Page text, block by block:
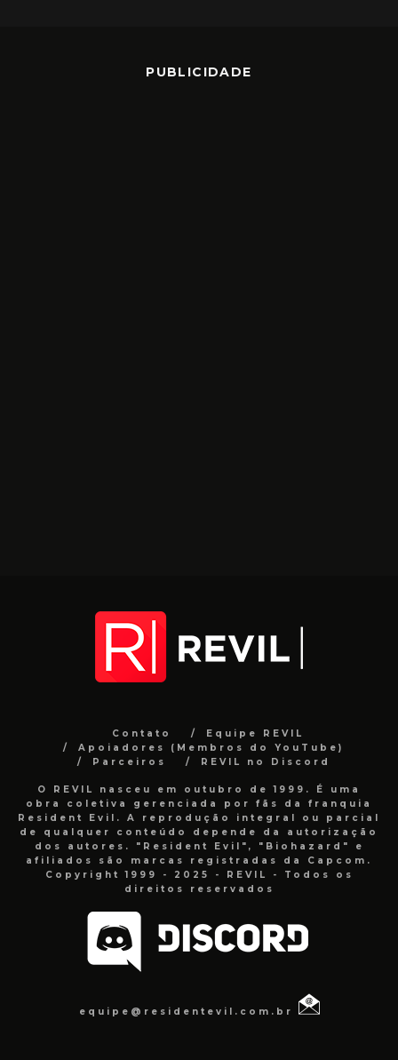
PUBLICIDADE
Contato
Equipe REVIL
Apoiadores (Membros do YouTube)
Parceiros
REVIL no Discord
O REVIL nasceu em outubro de 1999. É uma
obra coletiva gerenciada por fãs da franquia
Resident Evil. A reprodução integral ou parcial
de qualquer conteúdo depende da autorização
dos autores. "Resident Evil", "Biohazard" e
afiliados são marcas registradas da Capcom.
Copyright 1999 - 2025 - REVIL - Todos os
direitos reservados
equipe@residentevil.com.br